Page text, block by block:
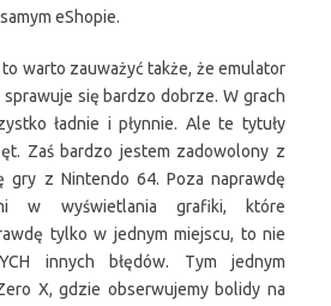
eShopie.
to warto zauważyć także, że emulator
się bardzo dobrze. W grach
ładnie i płynnie. Ale te tytuły
Zaś bardzo jestem zadowolony z
gry z Nintendo 64. Poza naprawdę
w wyświetlania grafiki, które
tylko w jednym miejscu, to nie
innych błędów. Tym jednym
X, gdzie obserwujemy bolidy na